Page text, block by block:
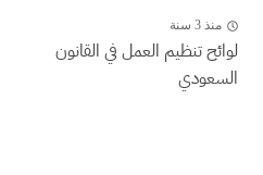
منذ 3 سنة
لوائح تنظيم العمل في القانون
السعودي